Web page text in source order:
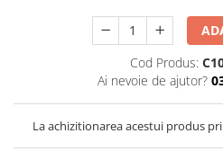
Cod Produs:
Ai nevoie de ajutor?
La achizitionarea acestui produs